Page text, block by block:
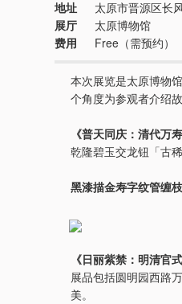
地址
太原市晋源区长
展厅
太原博物馆
费用
Free（需预约）
本次展览是太原博物
个角度为参观者介绍
《普天同庆：清代万
乾隆碧玉交龙钮「古
黑漆描金寿字纹管缠
《日丽紫禁：明清官
展品包括圆明园西路
美。